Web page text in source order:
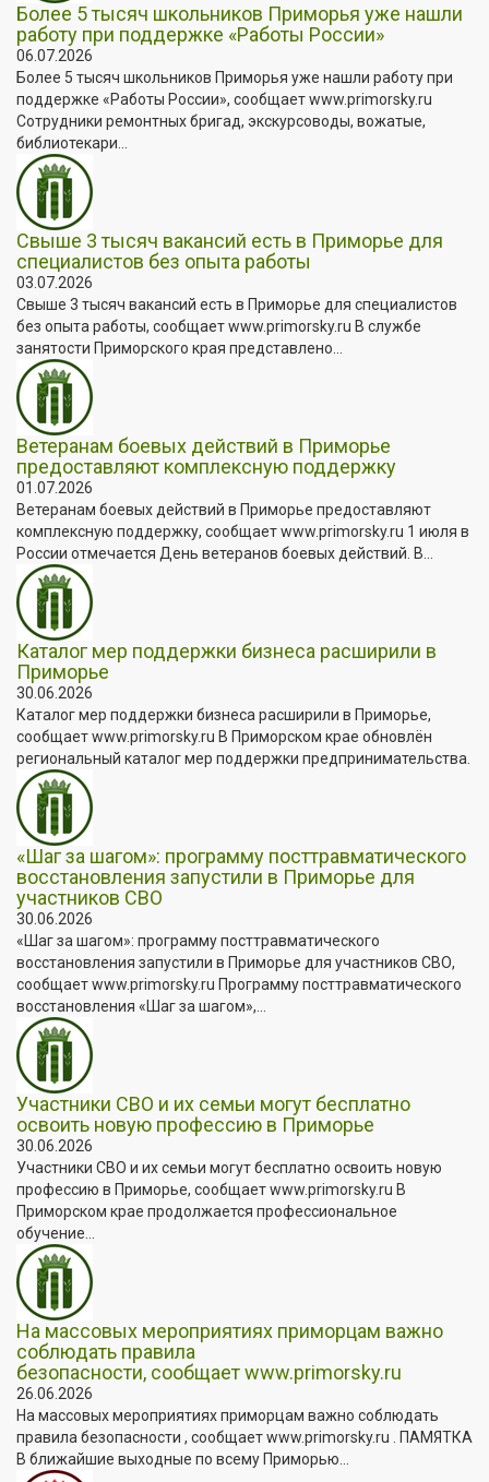
Более 5 тысяч школьников Приморья уже нашли
работу при поддержке «Работы России»
06.07.2026
Более 5 тысяч школьников Приморья уже нашли работу при
поддержке «Работы России», сообщает www.primorsky.ru
Сотрудники ремонтных бригад, экскурсоводы, вожатые,
библиотекари...
Свыше 3 тысяч вакансий есть в Приморье для
специалистов без опыта работы
03.07.2026
Свыше 3 тысяч вакансий есть в Приморье для специалистов
без опыта работы, сообщает www.primorsky.ru В службе
занятости Приморского края представлено...
Ветеранам боевых действий в Приморье
предоставляют комплексную поддержку
01.07.2026
Ветеранам боевых действий в Приморье предоставляют
комплексную поддержку, сообщает www.primorsky.ru 1 июля в
России отмечается День ветеранов боевых действий. В...
Каталог мер поддержки бизнеса расширили в
Приморье
30.06.2026
Каталог мер поддержки бизнеса расширили в Приморье,
сообщает www.primorsky.ru В Приморском крае обновлён
региональный каталог мер поддержки предпринимательства.
«Шаг за шагом»: программу посттравматического
восстановления запустили в Приморье для
участников СВО
30.06.2026
«Шаг за шагом»: программу посттравматического
восстановления запустили в Приморье для участников СВО,
сообщает www.primorsky.ru Программу посттравматического
восстановления «Шаг за шагом»,...
Участники СВО и их семьи могут бесплатно
освоить новую профессию в Приморье
30.06.2026
Участники СВО и их семьи могут бесплатно освоить новую
профессию в Приморье, сообщает www.primorsky.ru В
Приморском крае продолжается профессиональное
обучение...
На массовых мероприятиях приморцам важно
соблюдать правила
безопасности, сообщает www.primorsky.ru
26.06.2026
На массовых мероприятиях приморцам важно соблюдать
правила безопасности , сообщает www.primorsky.ru . ПАМЯТКА
В ближайшие выходные по всему Приморью...